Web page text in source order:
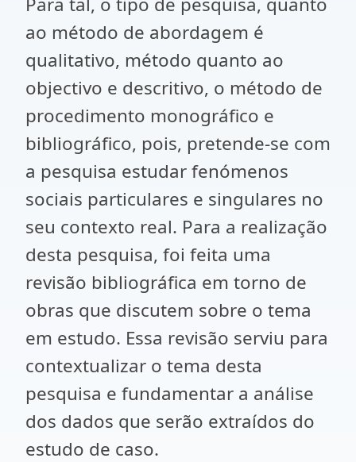
ao método de abordagem é
qualitativo, método quanto ao
objectivo e descritivo, o método de
procedimento monográfico e
bibliográfico, pois, pretende-se com
a pesquisa estudar fenómenos
sociais particulares e singulares no
seu contexto real. Para a realização
desta pesquisa, foi feita uma
revisão bibliográfica em torno de
obras que discutem sobre o tema
em estudo. Essa revisão serviu para
contextualizar o tema desta
pesquisa e fundamentar a análise
dos dados que serão extraídos do
estudo de caso.